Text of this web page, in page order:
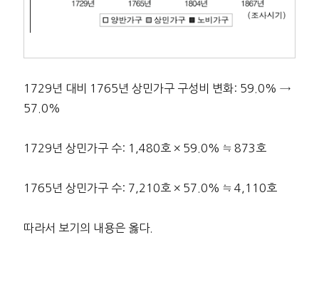
1729년 대비 1765년 상민가구 구성비 변화: 59.0% →
57.0%
1729년 상민가구 수: 1,480호 × 59.0% ≒ 873호
1765년 상민가구 수: 7,210호 × 57.0% ≒ 4,110호
따라서 보기의 내용은 옳다.